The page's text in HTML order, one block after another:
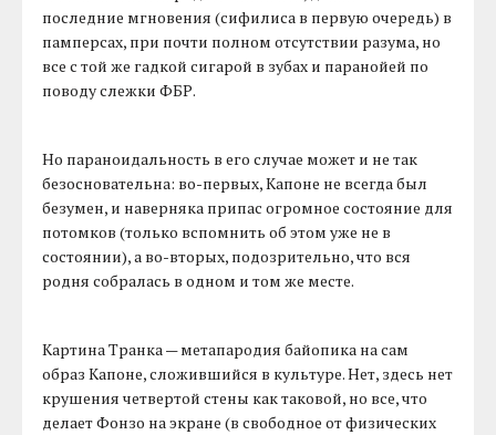
последние мгновения (сифилиса в первую очередь) в
памперсах, при почти полном отсутствии разума, но
все с той же гадкой сигарой в зубах и паранойей по
поводу слежки ФБР.
Но параноидальность в его случае может и не так
безосновательна: во-первых, Капоне не всегда был
безумен, и наверняка припас огромное состояние для
потомков (только вспомнить об этом уже не в
состоянии), а во-вторых, подозрительно, что вся
родня собралась в одном и том же месте.
Картина Транка — метапародия байопика на сам
образ Капоне, сложившийся в культуре. Нет, здесь нет
крушения четвертой стены как таковой, но все, что
делает Фонзо на экране (в свободное от физических